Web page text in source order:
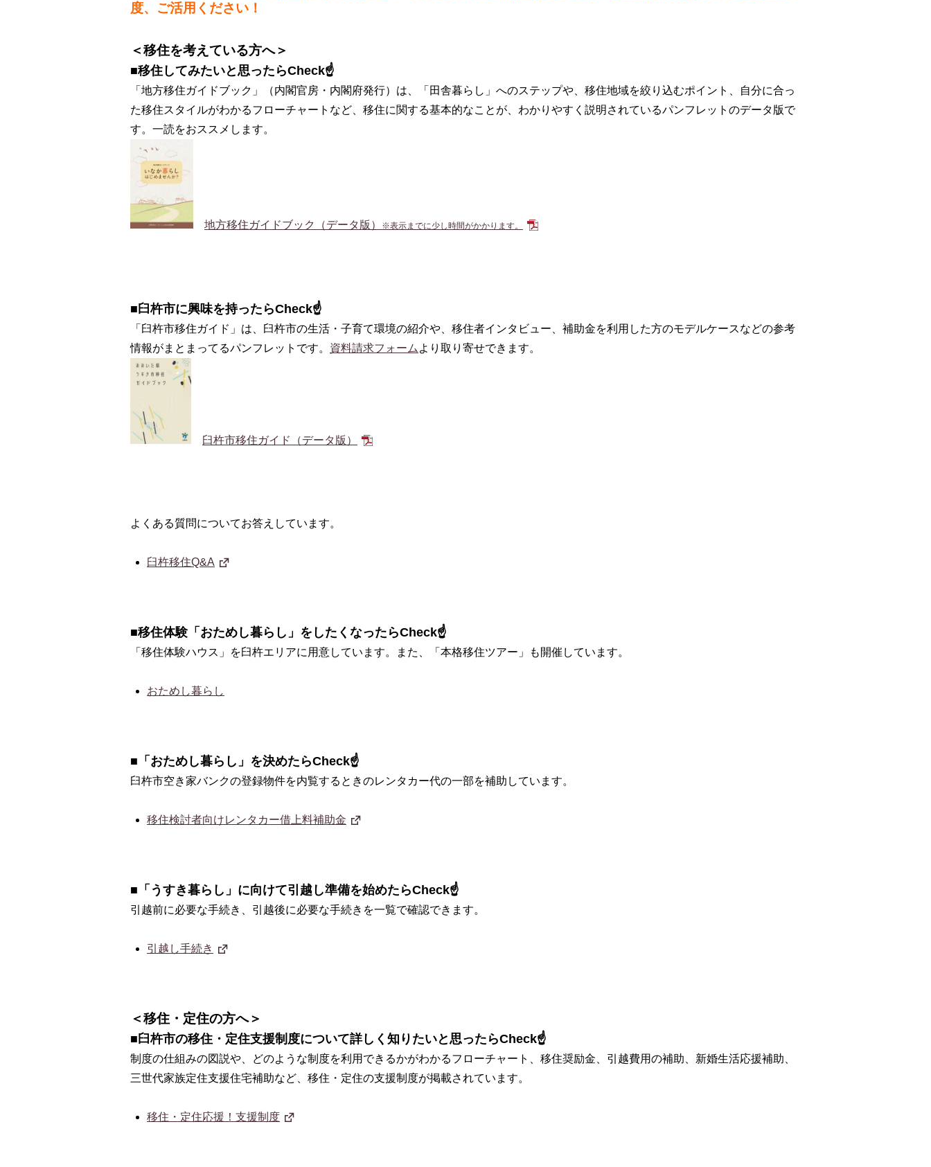
度、ご活用ください！
＜移住を考えている方へ＞
■移住してみたいと思ったらCheck☝
「地方移住ガイドブック」（内閣官房・内閣府発行）は、「田舎暮らし」へのステップや、移住地域を絞り込むポイント、自分に合っ
た移住スタイルがわかるフローチャートなど、移住に関する基本的なことが、わかりやすく説明されているパンフレットのデータ版で
す。一読をおススメします。
地方移住ガイドブック（データ版） ※表示までに少し時間がかかります。
■臼杵市に興味を持ったらCheck☝
「臼杵市移住ガイド」は、臼杵市の生活・子育て環境の紹介や、移住者インタビュー、補助金を利用した方のモデルケースなどの参考
情報がまとまってるパンフレットです。 資料請求フォーム より取り寄せできます。
臼杵市移住ガイド（データ版）
よくある質問についてお答えしています。
臼杵移住Q&A
■移住体験「おためし暮らし」をしたくなったらCheck☝
「移住体験ハウス」を臼杵エリアに用意しています。また、「本格移住ツアー」も開催しています。
おためし暮らし
■「おためし暮らし」を決めたらCheck☝
臼杵市空き家バンクの登録物件を内覧するときのレンタカー代の一部を補助しています。
移住検討者向けレンタカー借上料補助金
■「うすき暮らし」に向けて引越し準備を始めたらCheck☝
引越前に必要な手続き、引越後に必要な手続きを一覧で確認できます。
引越し手続き
＜移住・定住の方へ＞
■臼杵市の移住・定住支援制度について詳しく知りたいと思ったらCheck☝
制度の仕組みの図説や、どのような制度を利用できるかがわかるフローチャート、移住奨励金、引越費用の補助、新婚生活応援補助、
三世代家族定住支援住宅補助など、移住・定住の支援制度が掲載されています。
移住・定住応援！支援制度